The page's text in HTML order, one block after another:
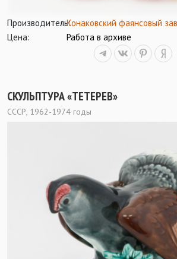
Производитель:Конаковский фаянсовый
Цена:
Работа в архиве
СКУЛЬПТУРА «ТЕТЕРЕВ»
СССР, 1962-1974 годы